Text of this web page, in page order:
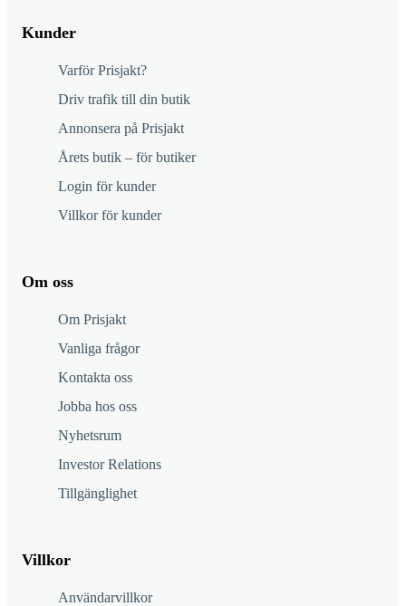
Kunder
Varför Prisjakt?
Driv trafik till din butik
Annonsera på Prisjakt
Årets butik – för butiker
Login för kunder
Villkor för kunder
Om oss
Om Prisjakt
Vanliga frågor
Kontakta oss
Jobba hos oss
Nyhetsrum
Investor Relations
Tillgänglighet
Villkor
Användarvillkor